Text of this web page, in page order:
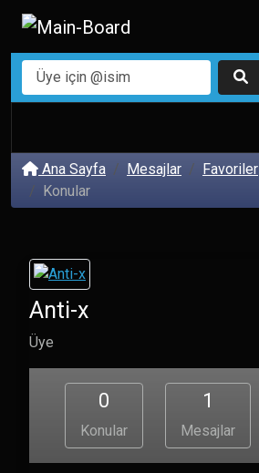
Ana Sayfa Mesajlar Favoriler
Konular
Anti-x
Üye
0
Konular
1
Mesajlar